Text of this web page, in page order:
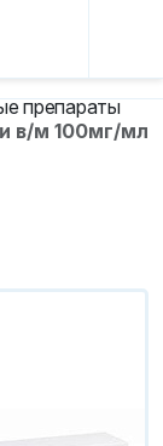
препараты
в/м 100мг/мл